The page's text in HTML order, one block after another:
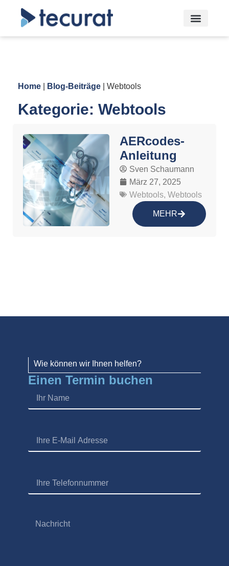
Home Blog-Beiträge Webtools
Kategorie: Webtools
AERcodes-
Anleitung
Sven Schaumann
März 27, 2025
Webtools, Webtools
MEHR
Wie können wir Ihnen helfen?
Einen Termin buchen